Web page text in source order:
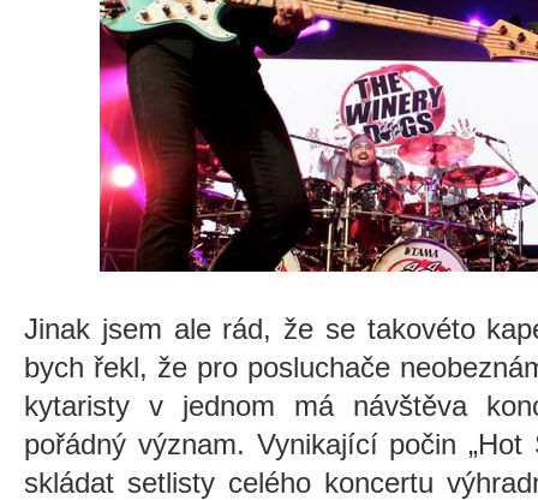
Jinak jsem ale rád, že se takovéto
bych řekl, že pro posluchače
kytaristy v jednom má návštěva
pořádný význam. Vynikající počin „Hot
skládat setlisty celého koncertu